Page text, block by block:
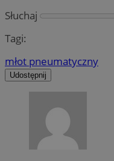
Słuchaj
Tagi:
młot pneumatyczny
Udostępnij